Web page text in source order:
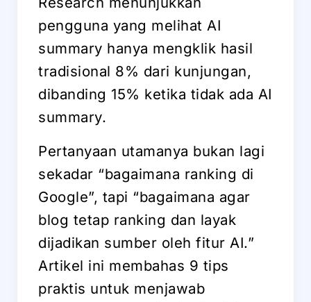
pengguna yang melihat AI
summary hanya mengklik hasil
tradisional 8% dari kunjungan,
dibanding 15% ketika tidak ada AI
summary.
Pertanyaan utamanya bukan lagi
sekadar “bagaimana ranking di
Google”, tapi “bagaimana agar
blog tetap ranking dan layak
dijadikan sumber oleh fitur AI.”
Artikel ini membahas 9 tips
praktis untuk menjawab